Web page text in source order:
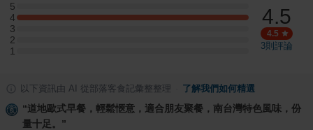
5
5 星：0 則評論
4
4 星：1 則評論
3
3 星：0 則評論
2
2 星：0 則評論
1
1 星：0 則評論
4.5
4.5
3則評論
以下資訊由 AI 從部落客食記彙整整理 了解我們如何精選
“道地歐式早餐，輕鬆愜意，適合朋友聚餐，南台灣特色風味，份
量十足。 ”